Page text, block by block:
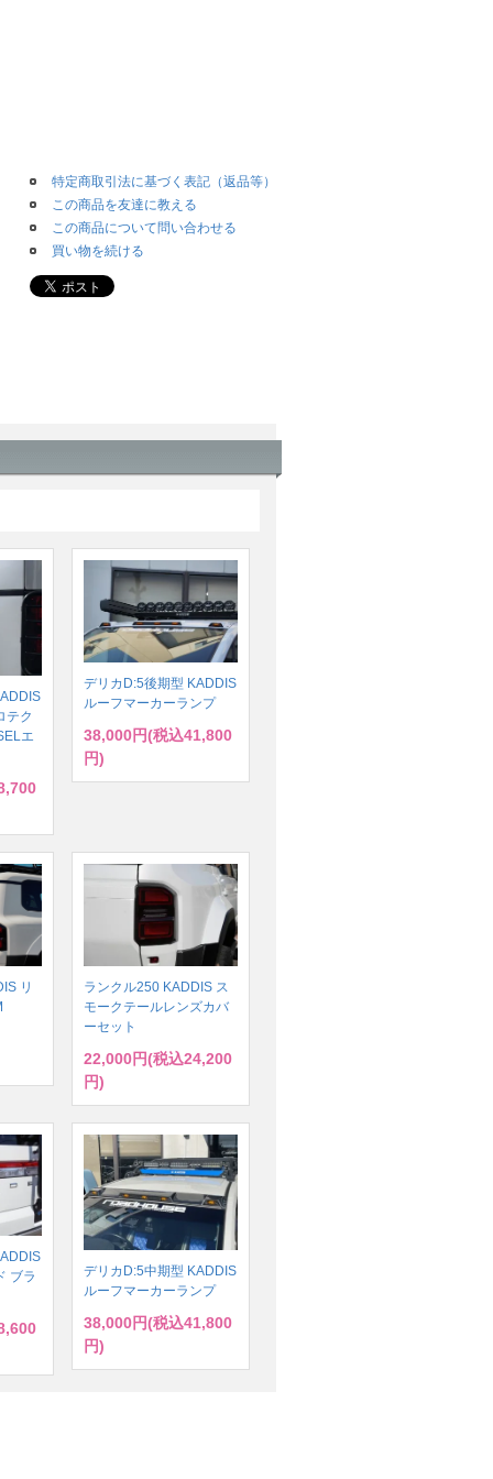
特定商取引法に基づく表記（返品等）
この商品を友達に教える
この商品について問い合わせる
買い物を続ける
テク
エ
デリカD:5後期型 KADDIS
ルーフマーカーランプ
38,000円(税込41,800
円)
リ
ランクル250 KADDIS ス
モークテールレンズカバ
ーセット
22,000円(税込24,200
円)
ブラ
デリカD:5中期型 KADDIS
ルーフマーカーランプ
38,000円(税込41,800
円)